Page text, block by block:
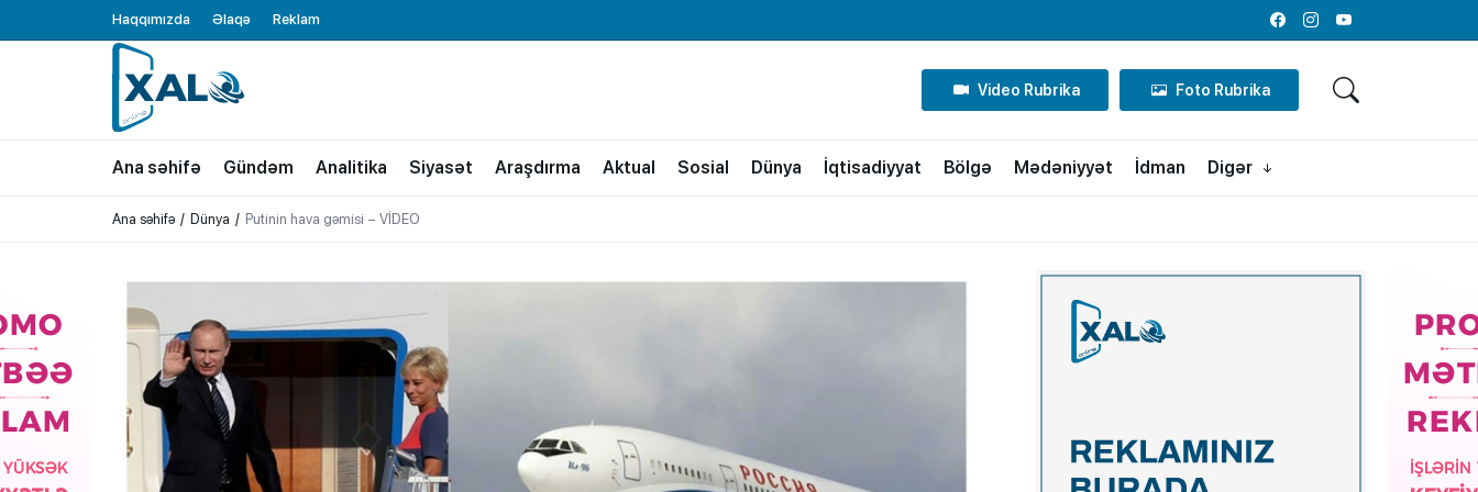
Haqqımızda Əlaqə Reklam
FacebookInstagramYoutube
XALQ.ONLINE
ONLAYN PLATFORMA
Video Rubrika Foto Rubrika
Ana səhifə Gündəm Analitika Siyasət Araşdırma Aktual Sosial Dünya İqtisadiyyat Bölgə Mədəniyyət İdman Digər
Ana səhifə Dünya Putinin hava gəmisi – VİDEO